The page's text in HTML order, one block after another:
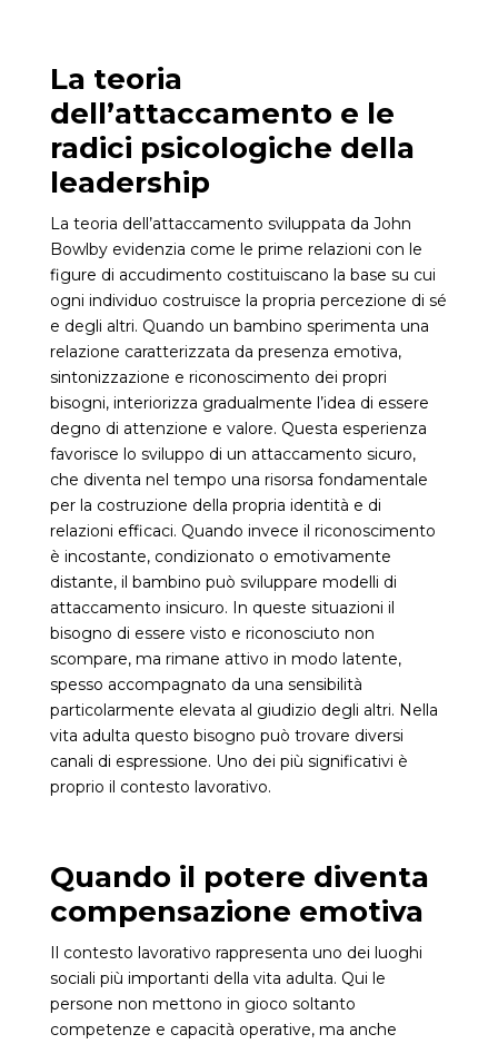
La teoria
dell’attaccamento e le
radici psicologiche della
leadership
La teoria dell’attaccamento sviluppata da John
Bowlby evidenzia come le prime relazioni con le
figure di accudimento costituiscano la base su cui
ogni individuo costruisce la propria percezione di sé
e degli altri. Quando un bambino sperimenta una
relazione caratterizzata da presenza emotiva,
sintonizzazione e riconoscimento dei propri
bisogni, interiorizza gradualmente l’idea di essere
degno di attenzione e valore. Questa esperienza
favorisce lo sviluppo di un attaccamento sicuro,
che diventa nel tempo una risorsa fondamentale
per la costruzione della propria identità e di
relazioni efficaci. Quando invece il riconoscimento
è incostante, condizionato o emotivamente
distante, il bambino può sviluppare modelli di
attaccamento insicuro. In queste situazioni il
bisogno di essere visto e riconosciuto non
scompare, ma rimane attivo in modo latente,
spesso accompagnato da una sensibilità
particolarmente elevata al giudizio degli altri. Nella
vita adulta questo bisogno può trovare diversi
canali di espressione. Uno dei più significativi è
proprio il contesto lavorativo.
Quando il potere diventa
compensazione emotiva
Il contesto lavorativo rappresenta uno dei luoghi
sociali più importanti della vita adulta. Qui le
persone non mettono in gioco soltanto
competenze e capacità operative, ma anche